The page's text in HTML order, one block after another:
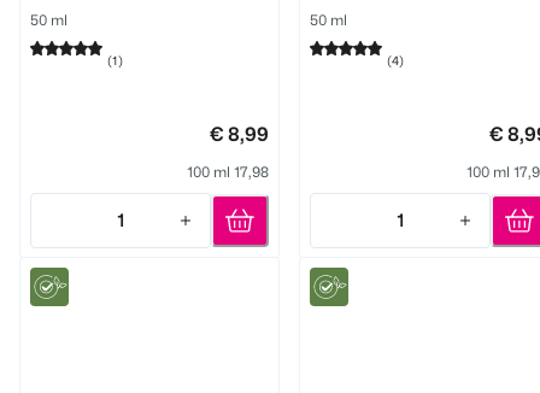
50 ml
(1)
€ 8,99
100 ml 17,98
1
Quantity: 1
50 ml
(4)
€
100 ml
1
Quantity: 1